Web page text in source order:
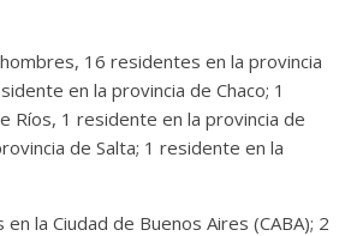
16 residentes en la provincia
en la provincia de Chaco; 1
Ríos, 1 residente en la provincia de
de Salta; 1 residente en la
la Ciudad de Buenos Aires (CABA); 2